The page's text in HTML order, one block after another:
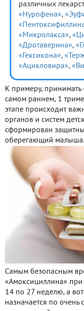
различных
«Нурофена»,
«Микролакса»,
«Дротаверина»,
«Гексикона»,
«Ацикловира»,
К примеру,
самом раннем, 1
этапе происходит
органов и систем
сформирован
оберегающий малыша.
Самым безопасным
«Амоксициллина» при
14 по 27 неделю, а
назначается по